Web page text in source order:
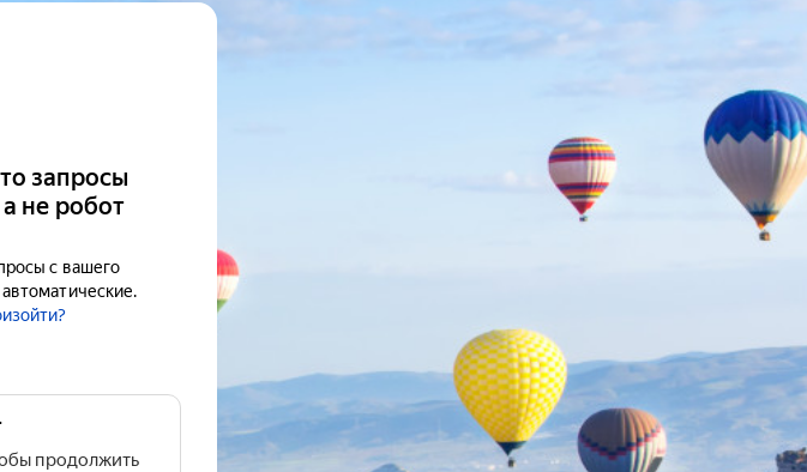
запросы
не робот
с вашего
продолжить